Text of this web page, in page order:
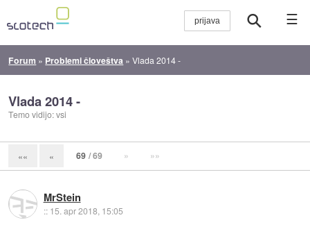
☰
Forum » Problemi človeštva »Vlada 2014 -
Vlada 2014 -
Temo vidijo: vsi
«« « 69 / 69 » »»
MrStein
:: 15. apr 2018, 15:05